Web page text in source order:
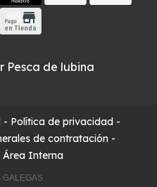
Pesca de lubina
- Política de privacidad-
de contratación -
Área Interna